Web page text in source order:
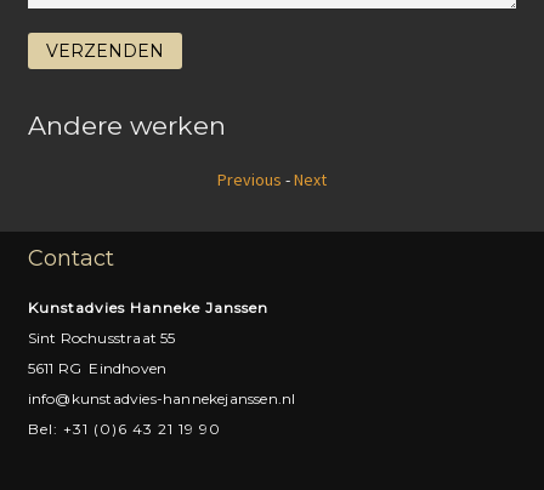
Andere werken
Previous -Next
Contact
Kunstadvies Hanneke Janssen
Sint Rochusstraat 55
5611 RG Eindhoven
info@kunstadvies-hannekejanssen.nl
Bel: +31 (0)6 43 21 19 90